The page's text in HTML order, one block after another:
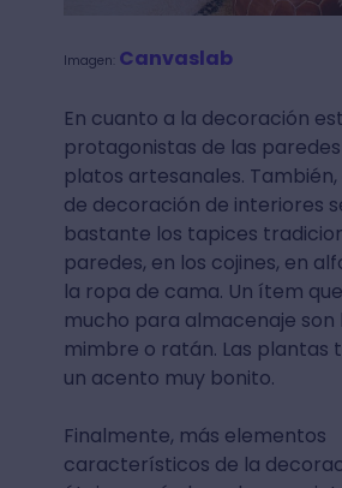
Imagen: Canvaslab
En cuanto a la decoración
protagonistas de las
platos artesanales.
de decoración de interiores
bastante los tapices
paredes, en los cojines, en
la ropa de cama. Un ítem
mucho para almacenaje son
mimbre o ratán. Las plantas
un acento muy bonito.
Finalmente, más elementos
característicos de la